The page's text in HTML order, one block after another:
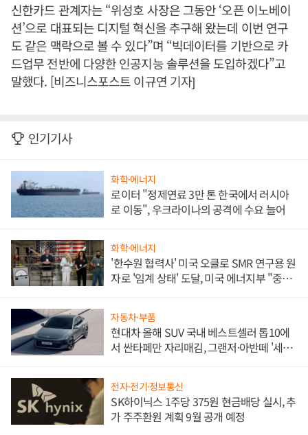
신한카드 관계자는 “위성호 사장은 그동안 ‘오픈 이노베이
션’으로 대표되는 디지털 혁신을 추구해 왔는데 이번 연구
도 같은 맥락으로 볼 수 있다”며 “빅데이터를 기반으로 카
드업무 전반에 다양한 인공지능 솔루션을 도입하겠다”고
말했다. [비즈니스포스트 이규연 기자]
인기기사
화학·에너지
로이터 "정제연료 3만 톤 한국에서 러시아
로 이동", 우크라이나의 공격에 수요 늘어
화학·에너지
'한수원 협력사' 미국 오클로 SMR 연구용 원
자로 '임계 상태' 도달, 미국 에너지부 "중요
자동차·부품
현대차 올해 SUV 국내 베스트셀러 톱10에
서 싼타페만 자리매김, 그랜저·아반떼 '세단
전자·전기·정보통신
SK하이닉스 1주당 375원 현금배당 실시, 추
가 주주환원 계획 9월 공개 예정